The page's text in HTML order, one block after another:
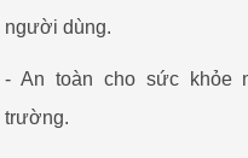
người dùng.
- An toàn cho sức khỏe
trường.